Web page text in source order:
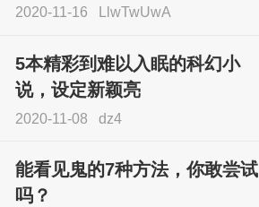
2020-11-16 LlwTwUwA
5本精彩到难以入眠的科幻小
说，设定新颖亮
2020-11-08 dz4
能看见鬼的7种方法，你敢尝试
吗？